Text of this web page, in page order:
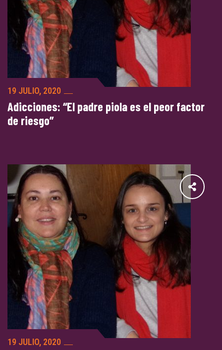
19 JULIO, 2020
Adicciones: “El padre piola es el peor factor
de riesgo”
19 JULIO, 2020